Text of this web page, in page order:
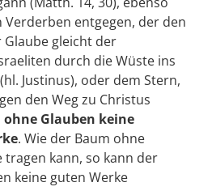
Verderben entgegen, der den
gleicht der
durch die Wüste ins
Justinus), oder dem Stern,
den Weg zu Christus
ohne Glauben keine
. Wie der Baum ohne
tragen kann, so kann der
keine guten Werke